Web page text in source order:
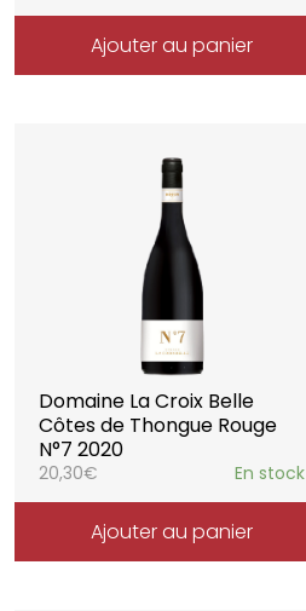
Ajouter au panier
Domaine La Croix Belle
Côtes de Thongue Rouge
N°7 2020
20,30€ En stock
Ajouter au panier